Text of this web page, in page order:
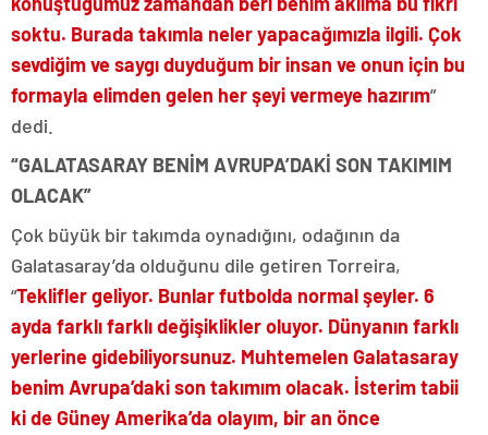
soktu. Burada takımla neler yapacağımızla ilgili. Çok
sevdiğim ve saygı duyduğum bir insan ve onun için bu
formayla elimden gelen her şeyi vermeye hazırım”
dedi.
“GALATASARAY BENİM AVRUPA’DAKİ SON TAKIMIM
OLACAK”
Çok büyük bir takımda oynadığını, odağının da
Galatasaray’da olduğunu dile getiren Torreira,
“Teklifler geliyor. Bunlar futbolda normal şeyler. 6
ayda farklı farklı değişiklikler oluyor. Dünyanın farklı
yerlerine gidebiliyorsunuz. Muhtemelen Galatasaray
benim Avrupa’daki son takımım olacak. İsterim tabii
ki de Güney Amerika’da olayım, bir an önce